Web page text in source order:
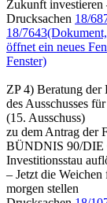
Zukunft investieren
Drucksachen 18/
18/7643
öffnet ein neues
Fenster)
ZP 4) Beratung der
des Ausschusses
(15. Ausschuss)
zu dem Antrag der
BÜNDNIS 90/DIE
Investitionsstau
– Jetzt die
morgen stellen